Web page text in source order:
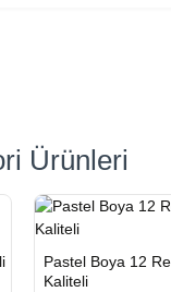
Ürünleri
TESLİMAT
Pastel Boya 12
Kaliteli